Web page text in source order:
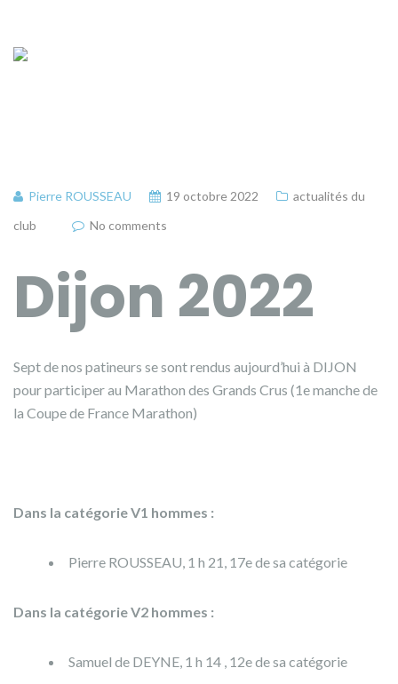
Pierre ROUSSEAU 19 octobre 2022
actualités du
club
No comments
Dijon 2022
Sept de nos patineurs se sont rendus aujourd’hui à DIJON
pour participer au Marathon des Grands Crus (1e manche de
la Coupe de France Marathon)
Dans la catégorie V1 hommes :
Pierre ROUSSEAU, 1 h 21, 17e de sa catégorie
Dans la catégorie V2 hommes :
Samuel de DEYNE, 1 h 14 , 12e de sa catégorie